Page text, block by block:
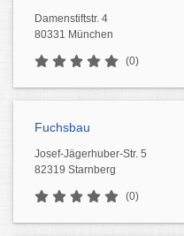
Damenstiftstr. 4
80331 München
(0)
Fuchsbau
Josef-Jägerhuber-Str. 5
82319 Starnberg
(0)